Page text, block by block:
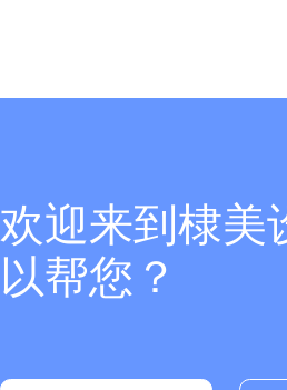
欢迎来到棣美
以帮您？